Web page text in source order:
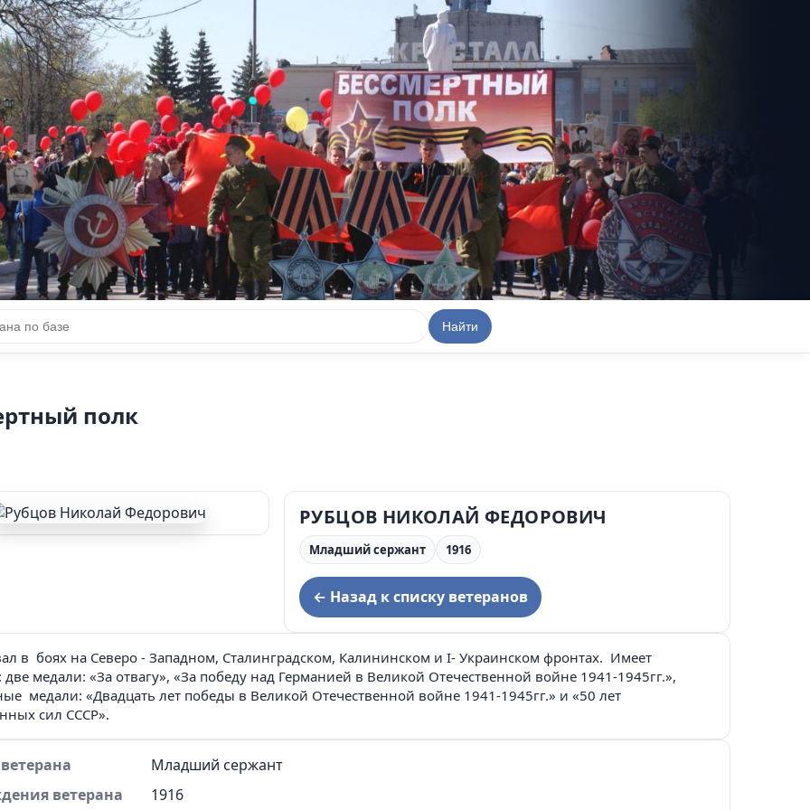
НАШИХ
муниципального округа Сухой Лог и
Найти
полк
РУБЦОВ НИКОЛАЙ ФЕДОРОВИЧ
Младший сержант 1916
← Назад к списку ветеранов
в боях на Северо - Западном, Сталинградском, Калининском и I- Украинском фронтах. Имеет
две медали: «За отвагу», «За победу над Германией в Великой Отечественной войне 1941-1945гг.»,
медали: «Двадцать лет победы в Великой Отечественной войне 1941-1945гг.» и «50 лет
сил СССР».
Младший сержант
ветерана
1916